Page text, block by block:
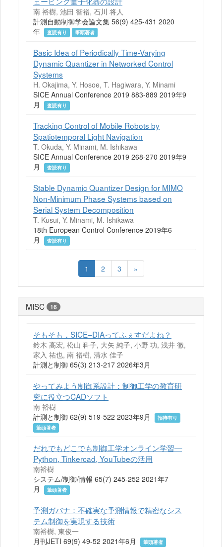
南 裕樹, 池田 智裕, 石川 将人
計測自動制御学会論文集 56(9) 425-431 2020
年
査読有り 筆頭著者
Basic Idea of Periodically Time-Varying
Dynamic Quantizer in Networked Control
Systems
H. Okajima, Y. Hosoe, T. Hagiwara, Y. Minami
SICE Annual Conference 2019 883-889 2019年9
月
査読有り
Tracking Control of Mobile Robots by
Spatiotemporal Light Navigation
T. Okuda, Y. Minami, M. Ishikawa
SICE Annual Conference 2019 268-270 2019年9
月
査読有り
Stable Dynamic Quantizer Design for MIMO
Non-Minimum Phase Systems based on
Serial System Decomposition
T. Kusui, Y. Minami, M. Ishikawa
18th European Control Conference 2019年6
月
査読有り
1 2 3 »
MISC 16
そもそも，SICE–DIAってふぇすだよね？
鈴木 高宏, 松山 科子, 大矢 純子, 小野 功, 浅井 徹,
家入 祐也, 南 裕樹, 清水 佳子
計測と制御 65(3) 213-217 2026年3月
やってみよう制御系設計：制御工学の教育研
究に役立つCADソフト
南 裕樹
計測と制御 62(9) 519-522 2023年9月
招待有り
筆頭著者
だれでもどこでも制御工学オンライン学習—
Python, Tinkercad, YouTubeの活用
南裕樹
システム/制御/情報 65(7) 245-252 2021年7
月
筆頭著者
予測ガバナ：不確実な予測情報で精密なシス
テム制御を実現する技術
南裕樹, 東俊一
月刊JETI 69(9) 49-52 2021年6月
筆頭著者